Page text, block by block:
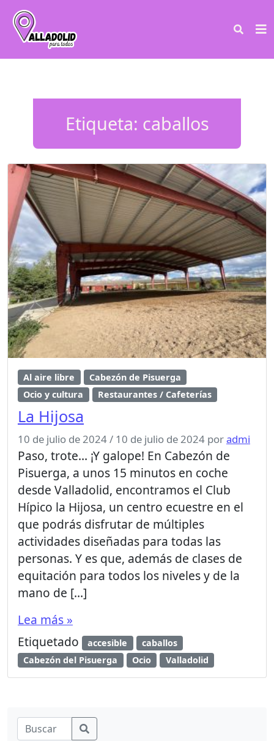
Etiqueta: caballos
Al aire libre
Cabezón de Pisuerga
Ocio y cultura
Restaurantes / Cafeterías
La Hijosa
10 de julio de 2024/ 10 de julio de 2024 poradmi
Paso, trote… ¡Y galope! En Cabezón de
Pisuerga, a unos 15 minutos en coche
desde Valladolid, encontramos el Club
Hípico la Hijosa, un centro ecuestre en el
que podrás disfrutar de múltiples
actividades diseñadas para todas las
personas. Y es que, además de clases de
equitación para todos los niveles y de la
mano de […]
Lea más »
Etiquetado
accesible
caballos
Cabezón del Pisuerga
Ocio Valladolid